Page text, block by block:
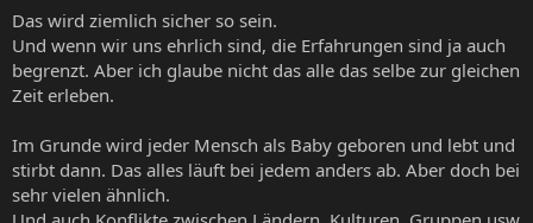
Das wird ziemlich sicher so sein.
Und wenn wir uns ehrlich sind, die Erfahrungen sind ja auch
begrenzt. Aber ich glaube nicht das alle das selbe zur gleichen
Zeit erleben.
Im Grunde wird jeder Mensch als Baby geboren und lebt und
stirbt dann. Das alles läuft bei jedem anders ab. Aber doch bei
sehr vielen ähnlich.